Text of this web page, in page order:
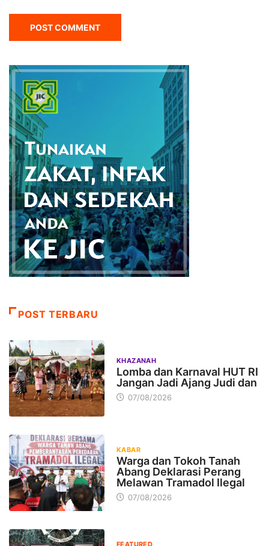
POST TERBARU
KHAZANAH
Lomba dan Karnaval HUT RI
Jangan Jadi Ajang Judi dan
07/08/2026
KABAR
Warga dan Tokoh Tanah
Abang Deklarasi Perang
Melawan Tramadol Ilegal
07/08/2026
FEATURED